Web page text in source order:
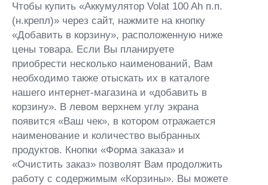
Чтобы купить «Аккумулятор Volat 100 Ah п.п.
(н.крепл)» через сайт, нажмите на кнопку
«Добавить в корзину», расположенную ниже
цены товара. Если Вы планируете
приобрести несколько наименований, Вам
необходимо также отыскать их в каталоге
нашего интернет-магазина и «добавить в
корзину». В левом верхнем углу экрана
появится «Ваш чек», в котором отражается
наименование и количество выбранных
продуктов. Кнопки «Форма заказа» и
«Очистить заказ» позволят Вам продолжить
работу с содержимым «Корзины». Вы можете